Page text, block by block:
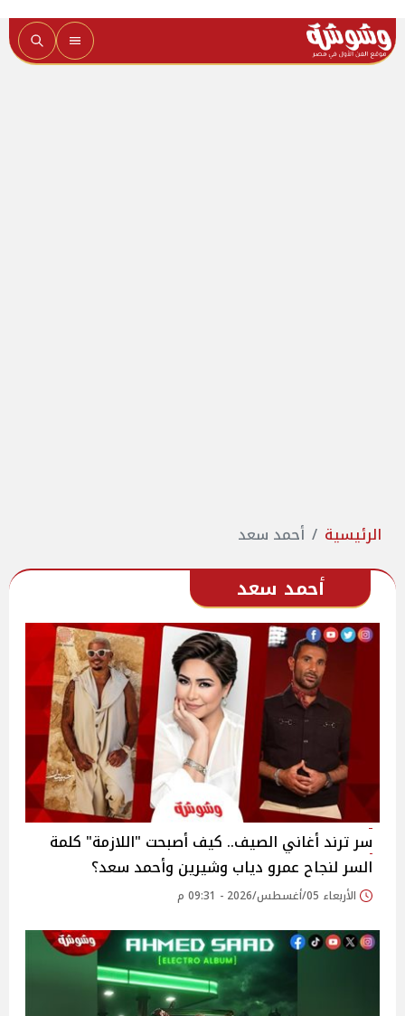
الرئيسية أحمد سعد
أحمد سعد
سر ترند أغاني الصيف.. كيف أصبحت "اللازمة" كلمة
السر لنجاح عمرو دياب وشيرين وأحمد سعد؟
الأربعاء 05/أغسطس/2026 - 09:31 م